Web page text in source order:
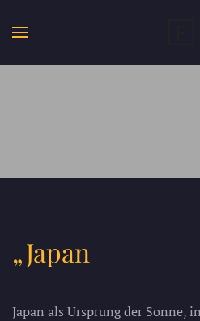
„Japan
Japan als Ursprung der Sonne,